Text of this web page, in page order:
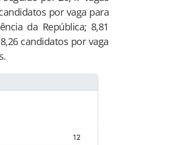
por vaga para
da República; 8,81
candidatos por vaga